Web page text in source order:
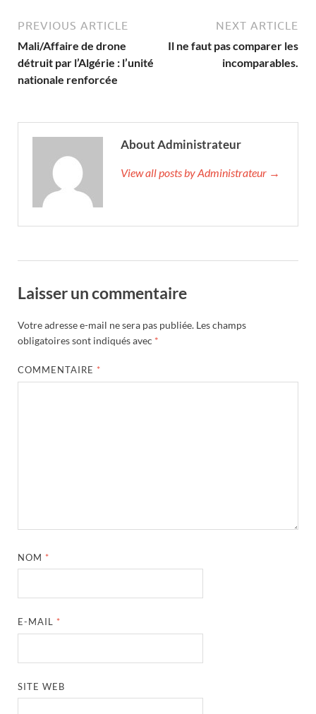
PREVIOUS ARTICLE
Mali/Affaire de drone
détruit par l’Algérie : l’unité
nationale renforcée
NEXT ARTICLE
Il ne faut pas comparer les
incomparables.
About Administrateur
View all posts by Administrateur →
Laisser un commentaire
Votre adresse e-mail ne sera pas publiée. Les champs
obligatoires sont indiqués avec *
COMMENTAIRE *
NOM *
E-MAIL *
SITE WEB